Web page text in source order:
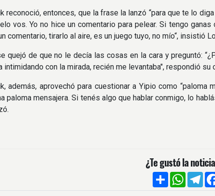
reconoció, entonces, que la frase la lanzó “para que te lo
vos. Yo no hice un comentario para pelear. Si tengo
comentario, tirarlo al aire, es un juego tuyo, no mío“, insistió
quejó de que no le decía las cosas en la cara y preguntó:
intimidando con la mirada, recién me levantaba", respondió su
además, aprovechó para cuestionar a Yipio como
paloma mensajera. Si tenés algo que hablar conmigo, lo
¿Te gustó la
Compartir